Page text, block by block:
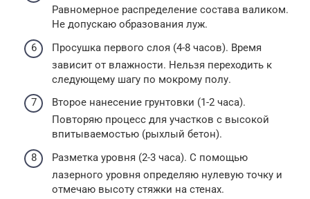
Равномерное распределение состава валиком.
Не допускаю образования луж.
Просушка первого слоя (4-8 часов). Время
зависит от влажности. Нельзя переходить к
следующему шагу по мокрому полу.
Второе нанесение грунтовки (1-2 часа).
Повторяю процесс для участков с высокой
впитываемостью (рыхлый бетон).
Разметка уровня (2-3 часа). С помощью
лазерного уровня определяю нулевую точку и
отмечаю высоту стяжки на стенах.